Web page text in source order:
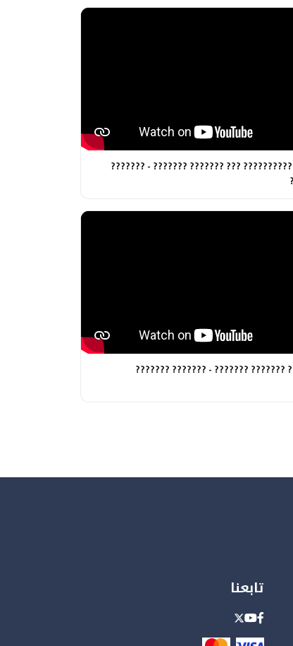
?????? ?????????? ??? ??????? ??????? -
??? ???? ??????? ??????? - ???????
تابعنا